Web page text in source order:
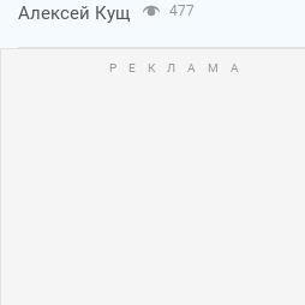
Алексей Кущ 477